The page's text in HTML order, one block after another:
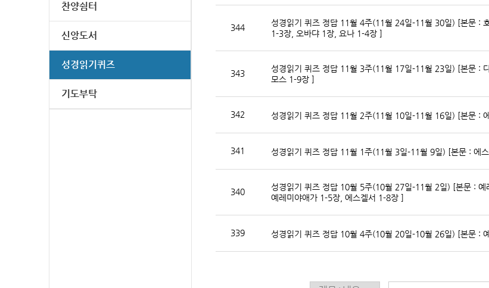
찬양쉼터
신앙도서
성경읽기퀴즈
기도부탁
344
성경읽기 퀴즈 정답 11월 4주(11월 24일-11월 30일) [본문 :
1-3장, 오바댜 1장, 요나 1-4장 ]
343
성경읽기 퀴즈 정답 11월 3주(11월 17일-11월 23일) [본문 :
모스 1-9장 ]
342 성경읽기 퀴즈 정답 11월 2주(11월 10일-11월 16일) [본문 :
341 성경읽기 퀴즈 정답 11월 1주(11월 3일-11월 9일) [본문 : 에
340
성경읽기 퀴즈 정답 10월 5주(10월 27일-11월 2일) [본문 : 예
예레미야애가 1-5장, 에스겔서 1-8장 ]
339 성경읽기 퀴즈 정답 10월 4주(10월 20일-10월 26일) [본문 :